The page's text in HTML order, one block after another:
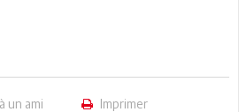
un ami Imprimer